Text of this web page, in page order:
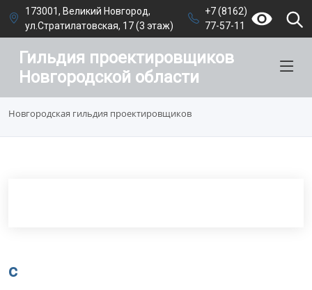
173001, Великий Новгород,
ул.Стратилатовская, 17 (3 этаж)
+7 (8162)
77-57-11
Гильдия проектировщиков
Новгородской области
Новгородская гильдия проектировщиков
c